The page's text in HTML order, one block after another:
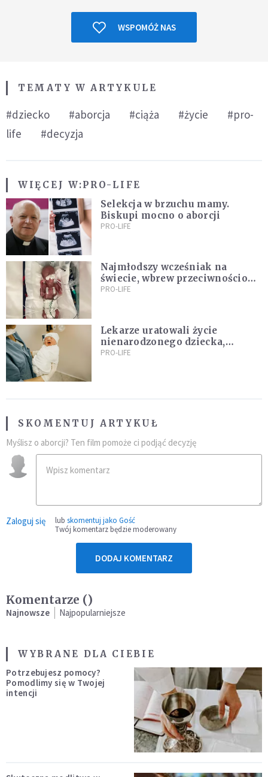
WSPOMÓŻ NAS
TEMATY W ARTYKULE
#dziecko #aborcja #ciąża #życie
#pro-
life
#decyzja
WIĘCEJ W:PRO-LIFE
Selekcja w brzuchu mamy.
Biskupi mocno o aborcji
PRO-LIFE
Najmłodszy wcześniak na
świecie, wbrew przeciwnościom,
świętują swoje 1. urodziny
PRO-LIFE
Lekarze uratowali życie
nienarodzonego dziecka,
przeprowadzając ryzykowną
PRO-LIFE
SKOMENTUJ ARTYKUŁ
Myślisz o aborcji? Ten film pomoże ci podjąć decyzję
Zaloguj się lub skomentuj jako Gość
Twój komentarz będzie moderowany
DODAJ KOMENTARZ
Komentarze ()
Najnowsze Najpopularniejsze
WYBRANE DLA CIEBIE
Potrzebujesz pomocy?
Pomodlimy się w Twojej
intencji